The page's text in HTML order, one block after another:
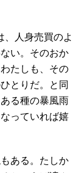
人身売買のよ
い。そのおか
たしも、その
とりだ。と同
る種の暴風雨
っていれば嬉
ある。たしか